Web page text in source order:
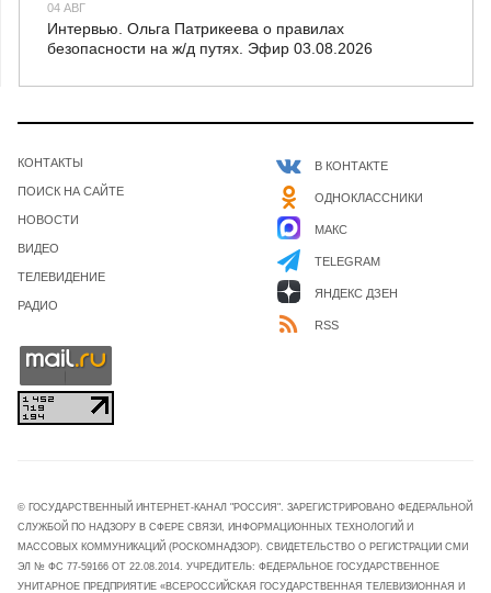
04 АВГ
Интервью. Ольга Патрикеева о правилах
безопасности на ж/д путях. Эфир 03.08.2026
1
09 ИЮЛЬ
Квадратные метры глазами эксперта. Выпуск 11.
Эфир 09.07.2026
КОНТАКТЫ
ПОИСК НА САЙТЕ
НОВОСТИ
ВИДЕО
ТЕЛЕВИДЕНИЕ
РАДИО
В КОНТАКТЕ
ОДНОКЛАССНИКИ
МАКС
TELEGRAM
ЯНДЕКС ДЗЕН
RSS
© ГОСУДАРСТВЕННЫЙ ИНТЕРНЕТ-КАНАЛ "РОССИЯ". ЗАРЕГИСТРИРОВАНО ФЕДЕРАЛЬНОЙ
СЛУЖБОЙ ПО НАДЗОРУ В СФЕРЕ СВЯЗИ, ИНФОРМАЦИОННЫХ ТЕХНОЛОГИЙ И
МАССОВЫХ КОММУНИКАЦИЙ (РОСКОМНАДЗОР). СВИДЕТЕЛЬСТВО О РЕГИСТРАЦИИ СМИ
ЭЛ № ФС 77-59166 ОТ 22.08.2014. УЧРЕДИТЕЛЬ: ФЕДЕРАЛЬНОЕ ГОСУДАРСТВЕННОЕ
УНИТАРНОЕ ПРЕДПРИЯТИЕ «ВСЕРОССИЙСКАЯ ГОСУДАРСТВЕННАЯ ТЕЛЕВИЗИОННАЯ И